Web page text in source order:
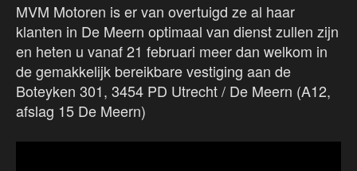
MVM Motoren is er van overtuigd ze al haar
klanten in De Meern optimaal van dienst zullen zijn
en heten u vanaf 21 februari meer dan welkom in
de gemakkelijk bereikbare vestiging aan de
Boteyken 301, 3454 PD Utrecht / De Meern (A12,
afslag 15 De Meern)